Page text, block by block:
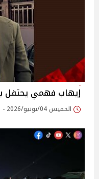
إيهاب فهمي يحتفل
الخميس 04/يونيو/2026 - 12:40 م